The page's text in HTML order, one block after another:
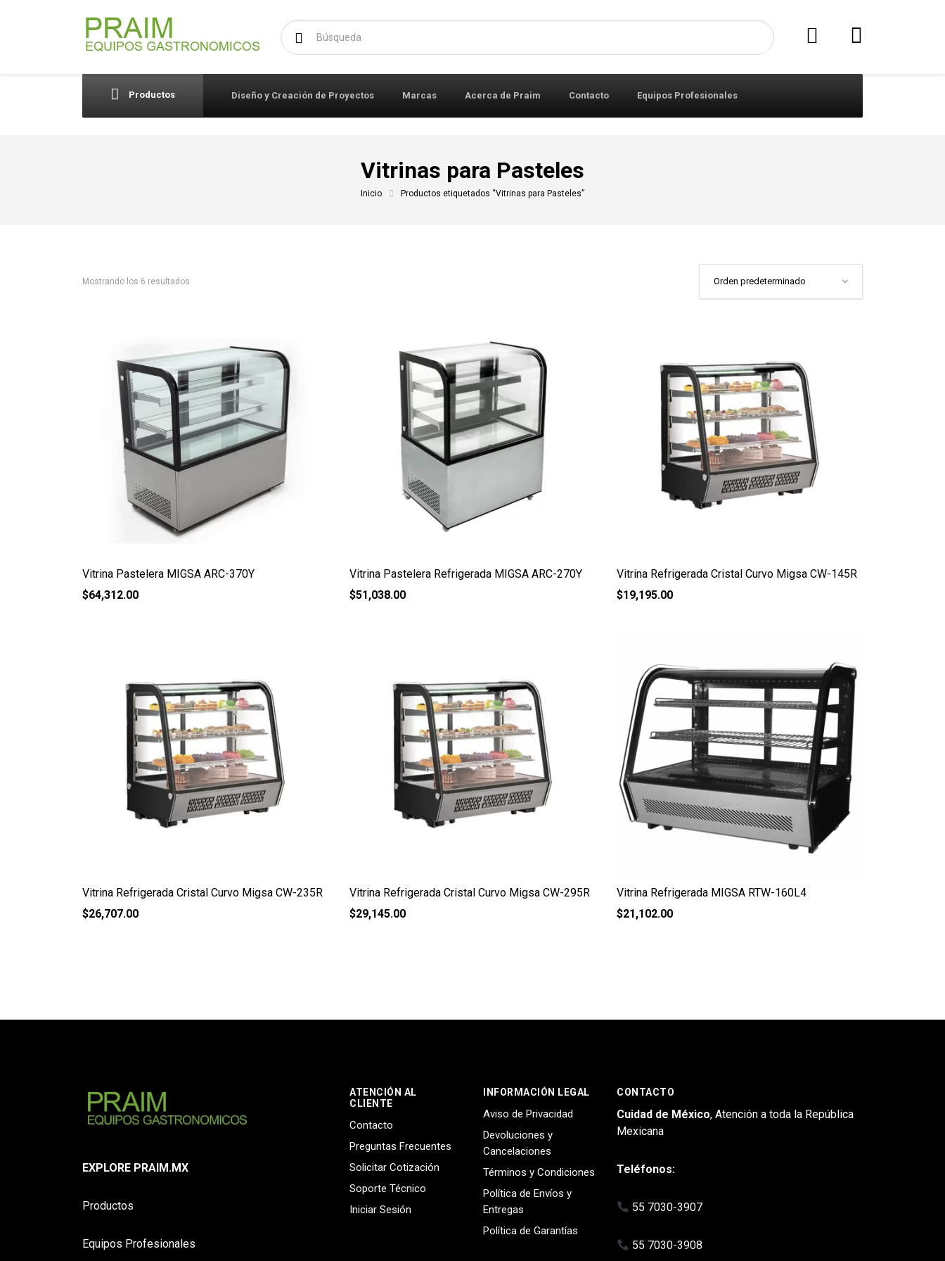
Buscar:
Productos Diseño y Creación de Proyectos Marcas Acerca de Praim Contacto Equipos Profesionales
Vitrinas para Pasteles
Inicio Productos etiquetados “Vitrinas para Pasteles”
Mostrando los 6 resultados
Vitrina Pastelera MIGSA ARC-370Y
$64,312.00
Vitrina Pastelera Refrigerada MIGSA ARC-270Y
$51,038.00
Vitrina Refrigerada Cristal Curvo Migsa CW-145R
$19,195.00
Vitrina Refrigerada Cristal Curvo Migsa CW-235R
$26,707.00
Vitrina Refrigerada Cristal Curvo Migsa CW-295R
$29,145.00
Vitrina Refrigerada MIGSA RTW-160L4
$21,102.00
EXPLORE PRAIM.MX
Productos
Equipos Profesionales
ATENCIÓN AL
CLIENTE
Contacto
Preguntas Frecuentes
Solicitar Cotización
Soporte Técnico
Iniciar Sesión
INFORMACIÓN LEGAL
Aviso de Privacidad
Devoluciones y
Cancelaciones
Términos y Condiciones
Política de Envíos y
Entregas
Política de Garantías
CONTACTO
Cuidad de México, Atención a toda la República
Mexicana
Teléfonos:
55 7030-3907
55 7030-3908